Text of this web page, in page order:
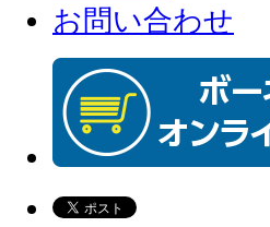
お問い合わせ